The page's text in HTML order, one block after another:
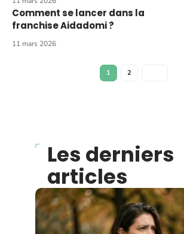
Comment se lancer dans la
franchise Aidadomi ?
11 mars 2026
1 2
Les derniers
articles